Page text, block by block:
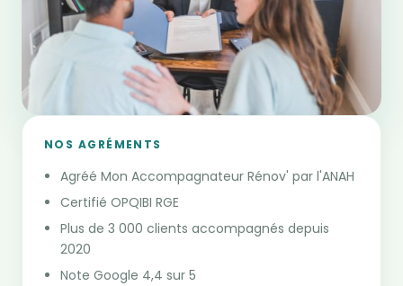
NOS AGRÉMENTS
Agréé Mon Accompagnateur Rénov' par l'ANAH
Certifié OPQIBI RGE
Plus de 3 000 clients accompagnés depuis
2020
Note Google 4,4 sur 5